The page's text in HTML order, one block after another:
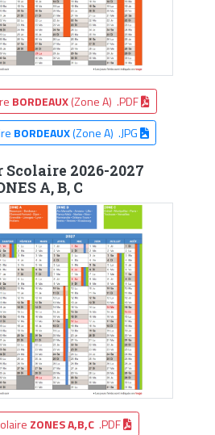
BORDEAUX(Zone A) .PDF
BORDEAUX(Zone A) .JPG
2026-2027
A, B, C
ZONES A,B,C .PDF